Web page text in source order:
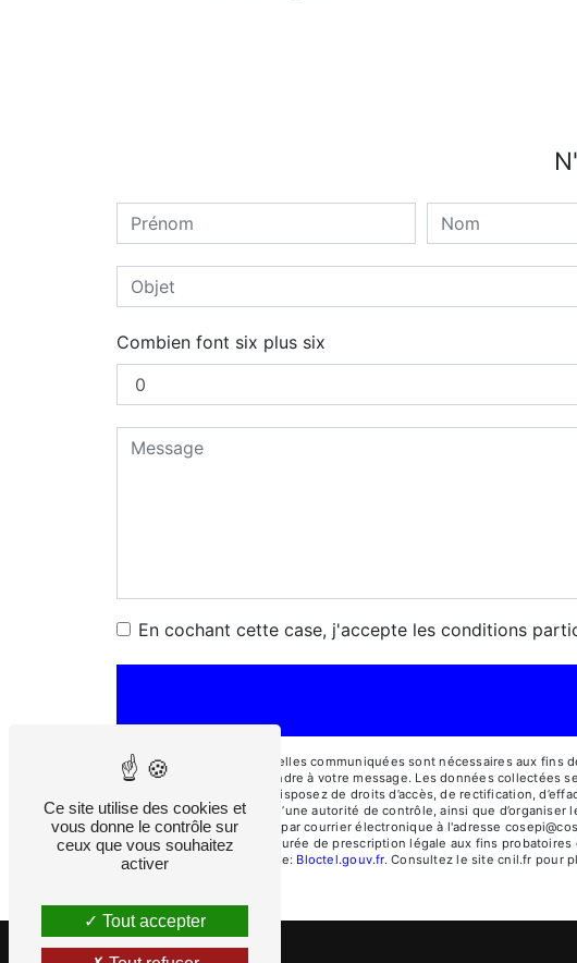
Combien font six plus six
En cochant cette case, j'accepte les conditions
** Les données personnelles communiquées sont nécessaires aux fins
dans le seul but de répondre à votre message. Les données collectées
cosepi@cosepi.fr. Vous disposez de droits d’accès, de rectification,
une réclamation auprès d’une autorité de contrôle, ainsi que
Rochas, 04510 Aiglun ou par courrier électronique à l'adresse
contact puis pendant la durée de prescription légale aux fins
disponible à cette adresse:
Bloctel.gouv.fr. Consultez le site cnil.fr pour
Ce site utilise des cookies et
vous donne le contrôle sur
ceux que vous souhaitez
activer
Tout accepter